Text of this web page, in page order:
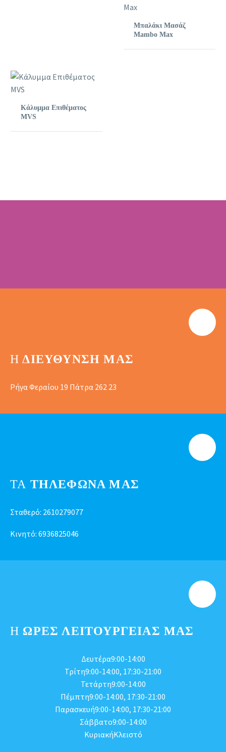
Μπαλάκι Μασάζ
Mambo Max
Κάλυμμα Επιθέματος
MVS
Η ΔΙΕΎΘΥΝΣΗ ΜΑΣ
Ρήγα Φεραίου 19 Πάτρα 262 23
ΤΑ ΤΗΛΕΦΩΝΑ ΜΑΣ
Σταθερό: 2610279077
Κινητό: 6936825046
Η ΩΡΕΣ ΛΕΙΤΟΥΡΓΕΊΑΣ ΜΑΣ
Δευτέρα9:00-14:00
Τρίτη9:00-14:00, 17:30-21:00
Τετάρτη9:00-14:00
Πέμπτη9:00-14:00, 17:30-21:00
Παρασκευή9:00-14:00, 17:30-21:00
Σάββατο9:00-14:00
ΚυριακήΚλειστό